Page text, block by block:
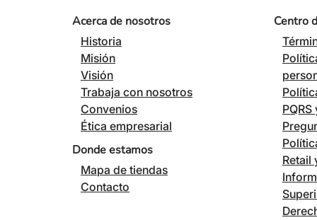
Acerca de nosotros
Historia
Misión
Visión
Trabaja con nosotros
Convenios
Ética empresarial
Donde estamos
Mapa de tiendas
Contacto
Centro
Retail